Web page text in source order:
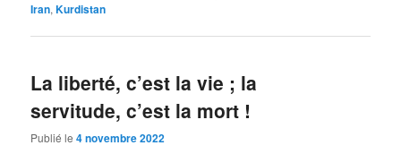
Iran,Kurdistan
La liberté, c’est la vie ; la
servitude, c’est la mort !
Publié le4 novembre 2022